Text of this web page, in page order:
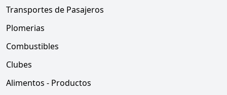
Transportes de Pasajeros
Plomerias
Combustibles
Clubes
Alimentos - Productos